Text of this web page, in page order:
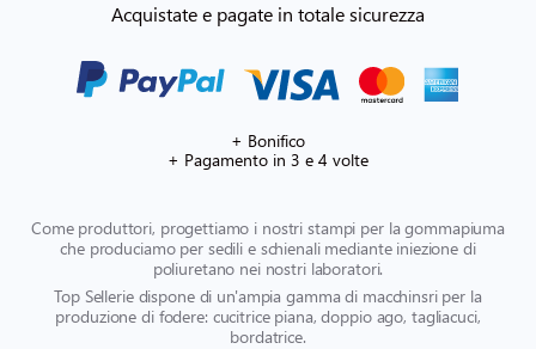
Acquistate e pagate in totale sicurezza
+ Bonifico
+ Pagamento in 3 e 4 volte
Come produttori, progettiamo i nostri stampi per la gommapiuma
che produciamo per sedili e schienali mediante iniezione di
poliuretano nei nostri laboratori.
Top Sellerie dispone di un'ampia gamma di macchinsri per la
produzione di fodere: cucitrice piana, doppio ago, tagliacuci,
bordatrice.